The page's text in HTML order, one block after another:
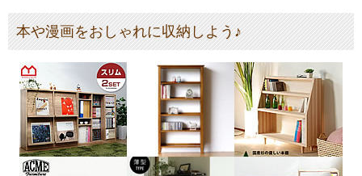
本や漫画をおしゃれに収納しよう♪